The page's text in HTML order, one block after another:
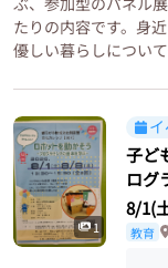
たりの内容です。身
優しい暮らしについ
1
子ど
ログ
8/1(
教育